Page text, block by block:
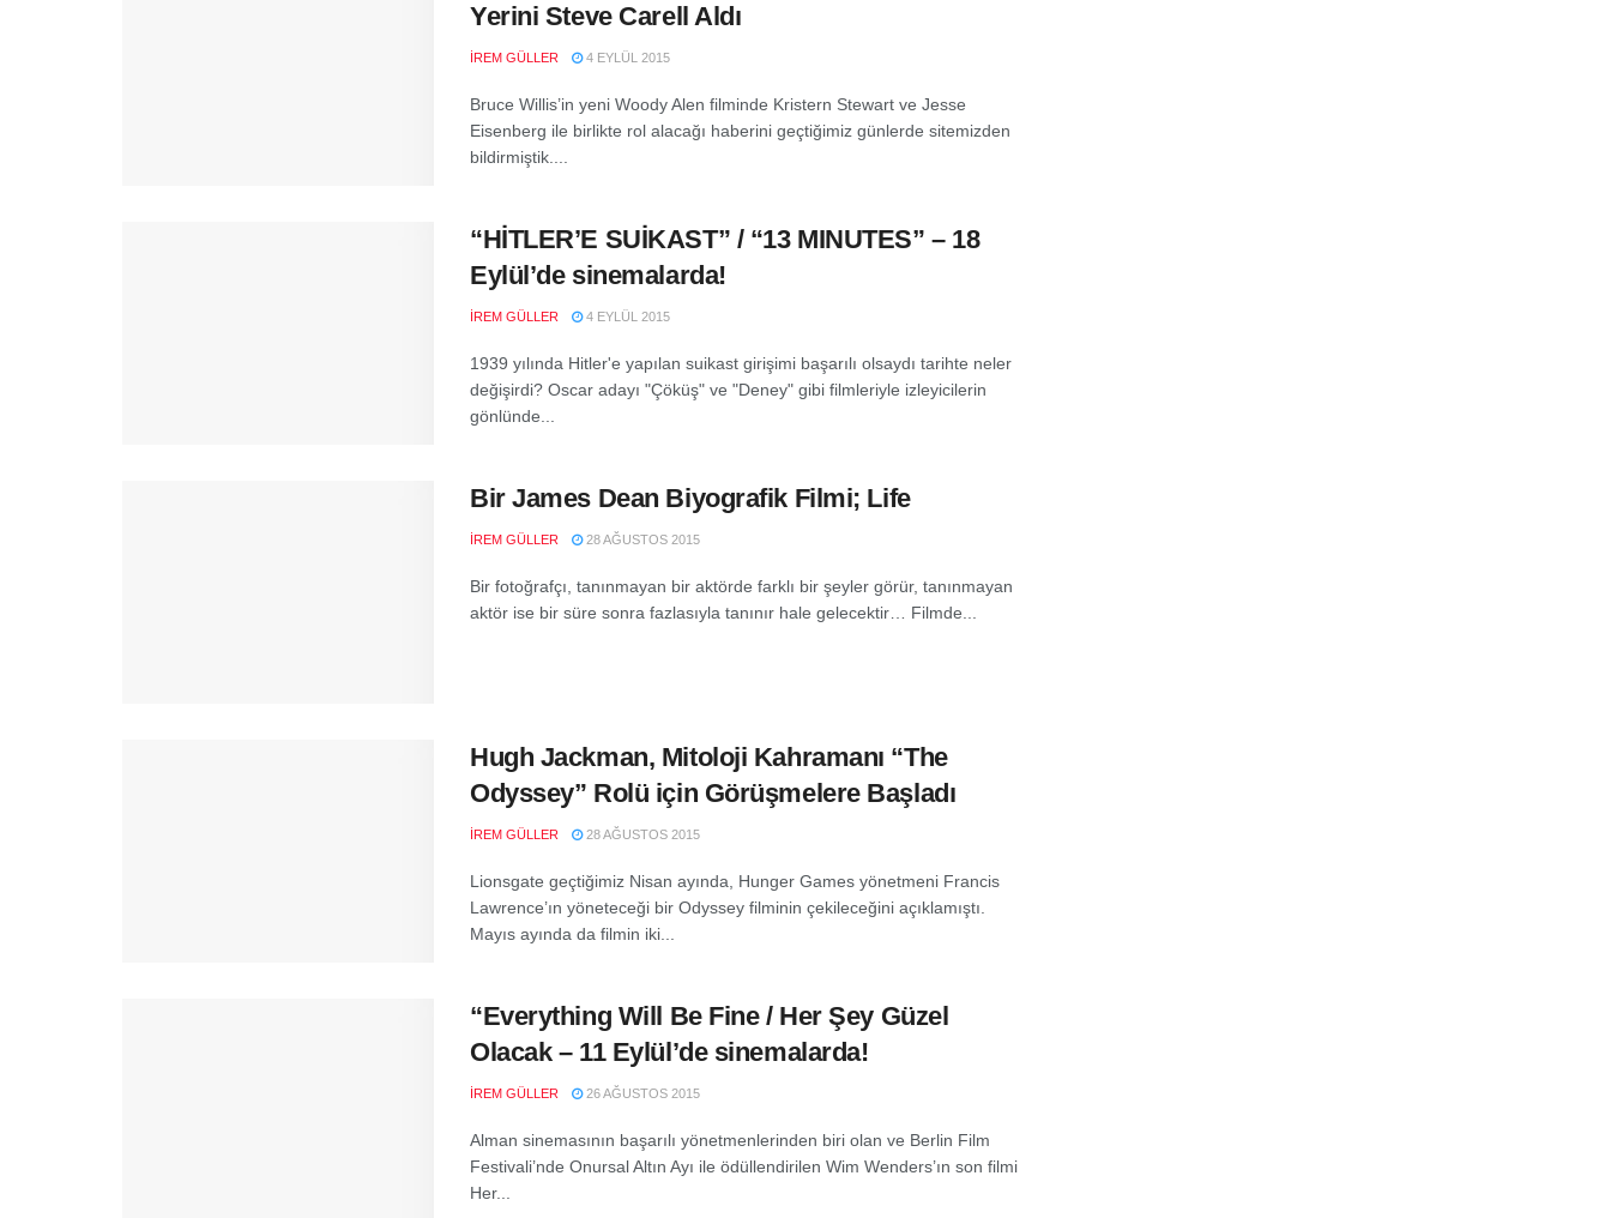
Yerini Steve Carell Aldı
İREM GÜLLER 4 EYLÜL 2015
Bruce Willis’in yeni Woody Alen filminde Kristern Stewart ve Jesse
Eisenberg ile birlikte rol alacağı haberini geçtiğimiz günlerde sitemizden
bildirmiştik....
“HİTLER’E SUİKAST” / “13 MINUTES” – 18
Eylül’de sinemalarda!
İREM GÜLLER 4 EYLÜL 2015
1939 yılında Hitler'e yapılan suikast girişimi başarılı olsaydı tarihte neler
değişirdi? Oscar adayı "Çöküş" ve "Deney" gibi filmleriyle izleyicilerin
gönlünde...
Bir James Dean Biyografik Filmi; Life
İREM GÜLLER 28 AĞUSTOS 2015
Bir fotoğrafçı, tanınmayan bir aktörde farklı bir şeyler görür, tanınmayan
aktör ise bir süre sonra fazlasıyla tanınır hale gelecektir… Filmde...
Hugh Jackman, Mitoloji Kahramanı “The
Odyssey” Rolü için Görüşmelere Başladı
İREM GÜLLER 28 AĞUSTOS 2015
Lionsgate geçtiğimiz Nisan ayında, Hunger Games yönetmeni Francis
Lawrence’ın yöneteceği bir Odyssey filminin çekileceğini açıklamıştı.
Mayıs ayında da filmin iki...
“Everything Will Be Fine / Her Şey Güzel
Olacak – 11 Eylül’de sinemalarda!
İREM GÜLLER 26 AĞUSTOS 2015
Alman sinemasının başarılı yönetmenlerinden biri olan ve Berlin Film
Festivali’nde Onursal Altın Ayı ile ödüllendirilen Wim Wenders’ın son filmi
Her...